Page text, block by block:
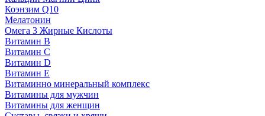
Коэнзим Q10
Мелатонин
Омега 3 Жирные Кислоты
Витамин B
Витамин C
Витамин D
Витамин E
Витаминно минеральный комплекс
Витамины для мужчин
Витамины для женщин